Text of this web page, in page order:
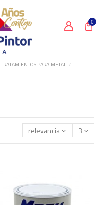
0
TRATAMIENTOS PARA METAL
relevancia 3